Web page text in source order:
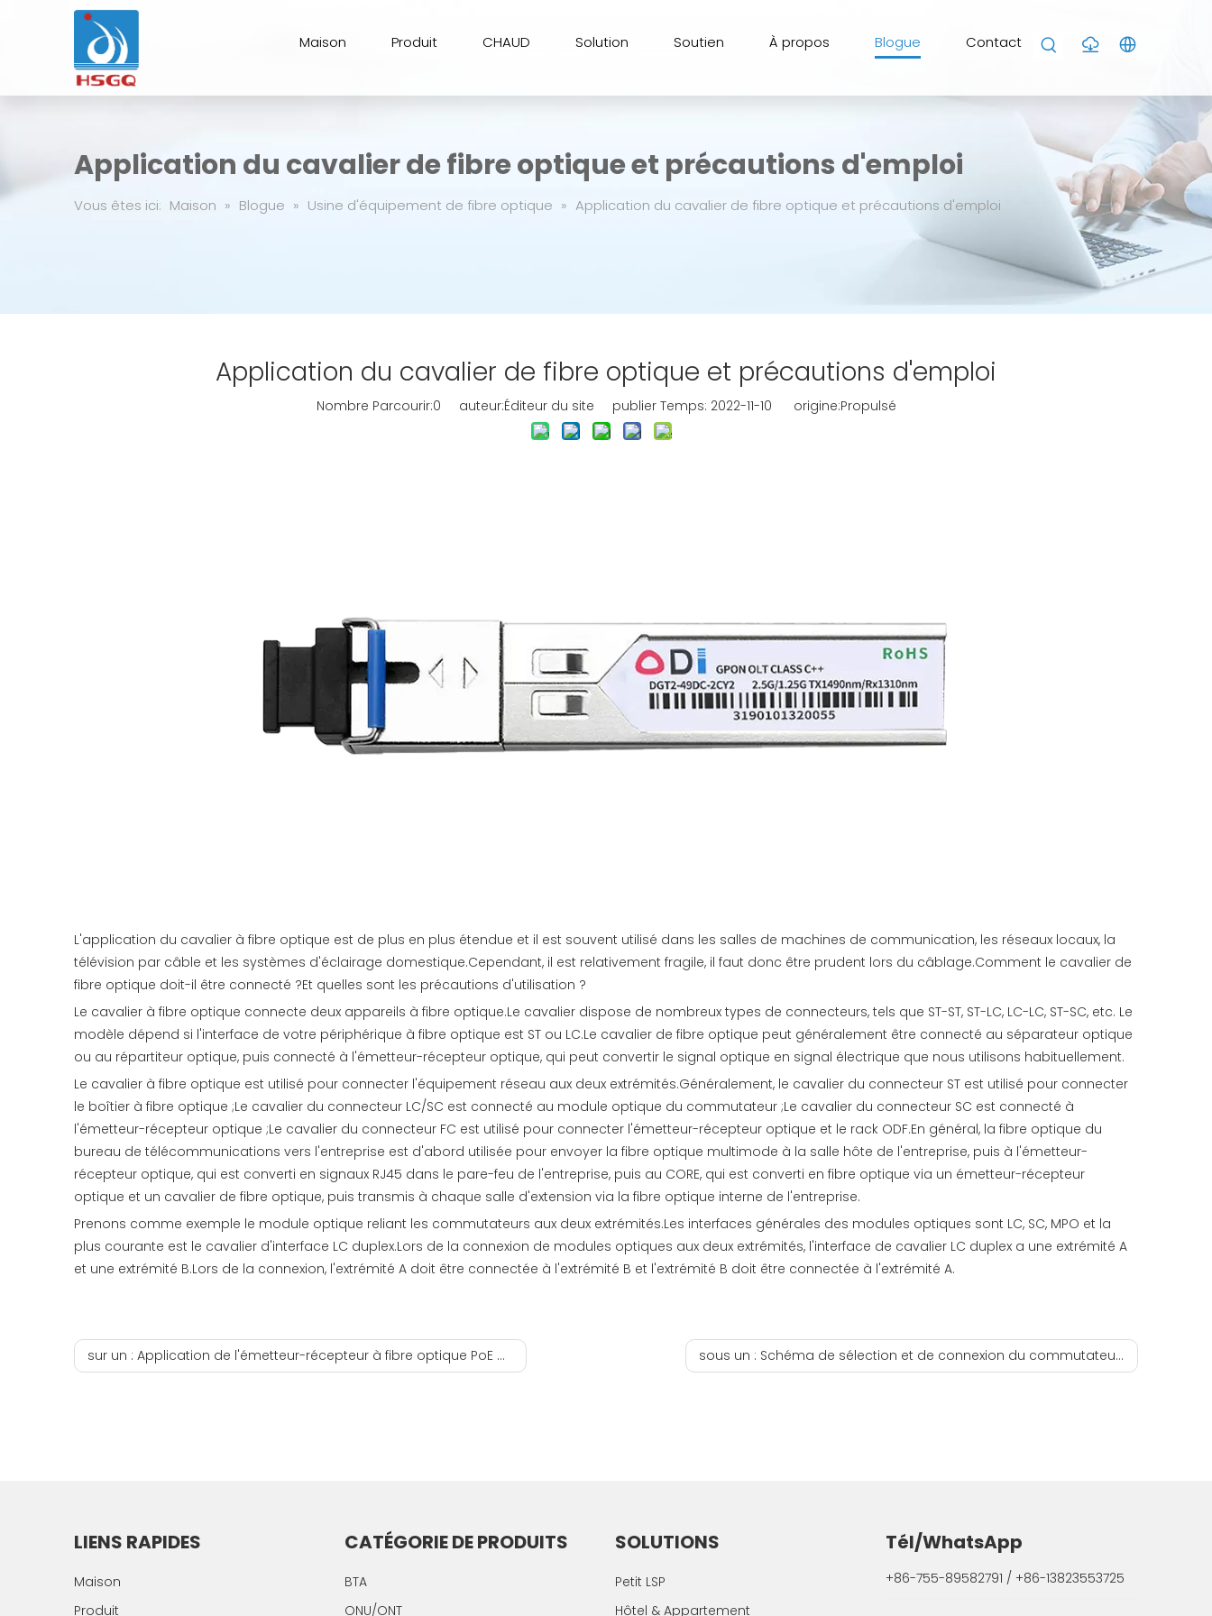
Maison Produit CHAUD Solution Soutien À propos Blogue Contact
Application du cavalier de fibre optique et précautions d'emploi
Vous êtes ici: Maison » Blogue » Usine d'équipement de fibre optique » Application du cavalier de fibre optique et précautions d'emploi
Application du cavalier de fibre optique et précautions d'emploi
Nombre Parcourir:0 auteur:Éditeur du site publier Temps: 2022-11-10 origine:Propulsé
L'application du cavalier à fibre optique est de plus en plus étendue et il est souvent utilisé dans les salles de machines de communication, les réseaux locaux, la
télévision par câble et les systèmes d'éclairage domestique.Cependant, il est relativement fragile, il faut donc être prudent lors du câblage.Comment le cavalier de
fibre optique doit-il être connecté ?Et quelles sont les précautions d'utilisation ?
Le cavalier à fibre optique connecte deux appareils à fibre optique.Le cavalier dispose de nombreux types de connecteurs, tels que ST-ST, ST-LC, LC-LC, ST-SC, etc. Le
modèle dépend si l'interface de votre périphérique à fibre optique est ST ou LC.Le cavalier de fibre optique peut généralement être connecté au séparateur optique
ou au répartiteur optique, puis connecté à l'émetteur-récepteur optique, qui peut convertir le signal optique en signal électrique que nous utilisons habituellement.
Le cavalier à fibre optique est utilisé pour connecter l'équipement réseau aux deux extrémités.Généralement, le cavalier du connecteur ST est utilisé pour connecter
le boîtier à fibre optique ;Le cavalier du connecteur LC/SC est connecté au module optique du commutateur ;Le cavalier du connecteur SC est connecté à
l'émetteur-récepteur optique ;Le cavalier du connecteur FC est utilisé pour connecter l'émetteur-récepteur optique et le rack ODF.En général, la fibre optique du
bureau de télécommunications vers l'entreprise est d'abord utilisée pour envoyer la fibre optique multimode à la salle hôte de l'entreprise, puis à l'émetteur-
récepteur optique, qui est converti en signaux RJ45 dans le pare-feu de l'entreprise, puis au CORE, qui est converti en fibre optique via un émetteur-récepteur
optique et un cavalier de fibre optique, puis transmis à chaque salle d'extension via la fibre optique interne de l'entreprise.
Prenons comme exemple le module optique reliant les commutateurs aux deux extrémités.Les interfaces générales des modules optiques sont LC, SC, MPO et la
plus courante est le cavalier d'interface LC duplex.Lors de la connexion de modules optiques aux deux extrémités, l'interface de cavalier LC duplex a une extrémité A
et une extrémité B.Lors de la connexion, l'extrémité A doit être connectée à l'extrémité B et l'extrémité B doit être connectée à l'extrémité A.
sur un : Application de l'émetteur-récepteur à fibre optique PoE dans le système de surveillance vidéo à distance sous un : Schéma de sélection et de connexion du commutateur de couche d'accès et du commutateur de couche d'agrégation
LIENS RAPIDES
Maison
Produit
CATÉGORIE DE PRODUITS
BTA
ONU/ONT
SOLUTIONS
Petit LSP
Hôtel & Appartement
Tél/WhatsApp
+86-755-89582791 / +86-13823553725